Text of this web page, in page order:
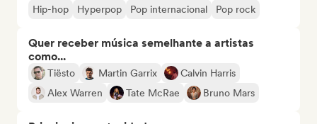
Hip-hop Hyperpop Pop internacional Pop rock
Quer receber música semelhante a artistas
como...
Tiësto Martin Garrix
Calvin Harris
Alex Warren
Tate McRae Bruno Mars